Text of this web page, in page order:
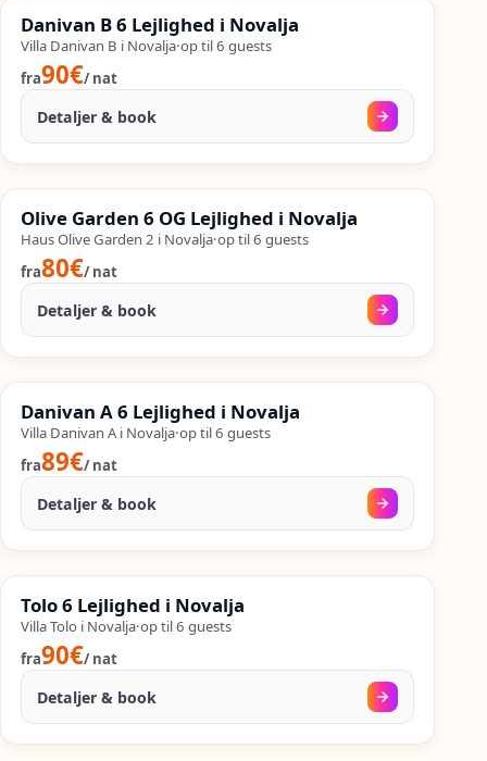
SALES
OP TIL−56%
Danivan B 6 Lejlighed i Novalja
Villa Danivan B i Novalja·op til6 guests
fra90€/nat
Detaljer & book
SALES
OP TIL−51%
15. aug.–25. sep.
Olive Garden 6 OG Lejlighed i Novalja
Haus Olive Garden 2 i Novalja·op til6 guests
fra80€/nat
Detaljer & book
SALES
OP TIL−53%
09. aug.–25. sep.
Danivan A 6 Lejlighed i Novalja
Villa Danivan A i Novalja·op til6 guests
fra89€/nat
Detaljer & book
SALES
OP TIL− 53 %
18. aug.–25. sep.
Tolo 6 Lejlighed i Novalja
Villa Tolo i Novalja·op til6 guests
fra90€/nat
Detaljer & book
08. sep.–25. sep.